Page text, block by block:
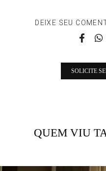
DEIXE SEU
SOLICITE
QUEM VIU